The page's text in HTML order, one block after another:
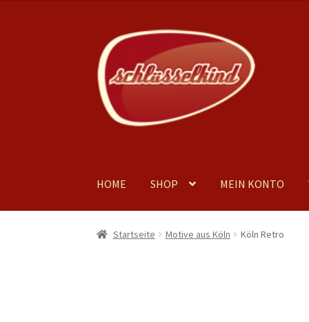
Zur
Navigation
springen
Zum
Inhalt
springen
HOME SHOP MEIN KONTO
Startseite Motive aus Köln Köln Retro